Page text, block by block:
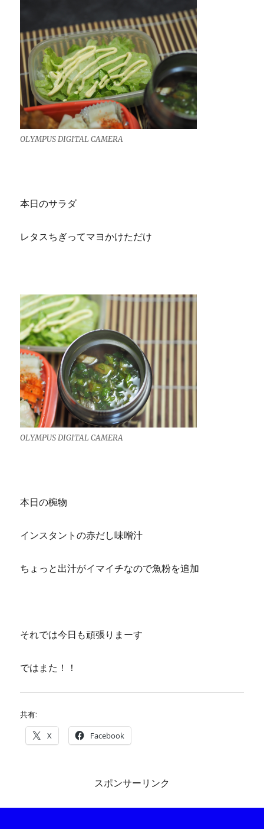
OLYMPUS DIGITAL CAMERA
本日のサラダ
レタスちぎってマヨかけただけ
OLYMPUS DIGITAL CAMERA
本日の椀物
インスタントの赤だし味噌汁
ちょっと出汁がイマイチなので魚粉を追加
それでは今日も頑張りまーす
ではまた！！
共有:
X Facebook
スポンサーリンク